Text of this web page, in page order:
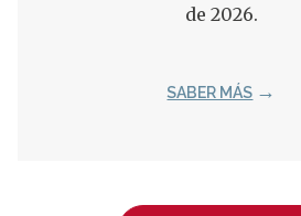
de 2026.
SABER MÁS